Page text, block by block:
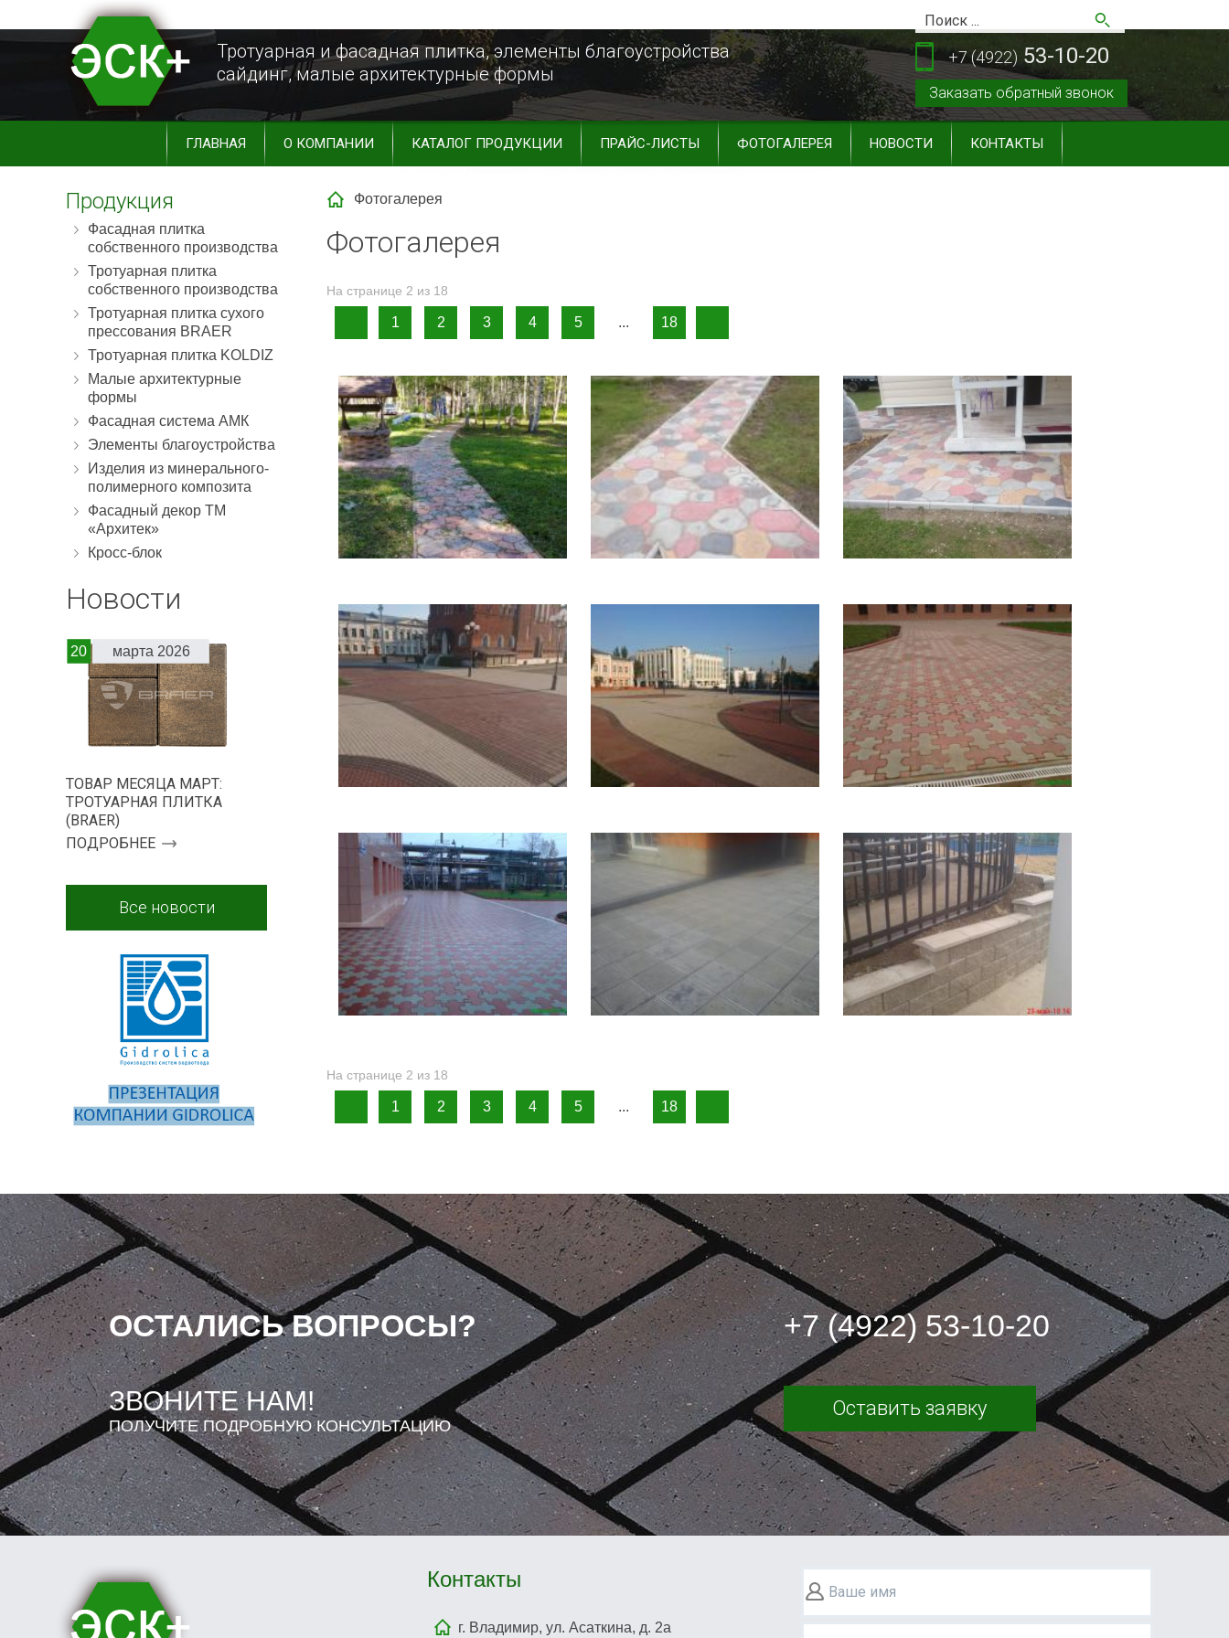
Тротуарная и фасадная плитка, элементы благоустройства
сайдинг, малые архитектурные формы
+7 (4922) 53-10-20
Заказать обратный звонок
ГЛАВНАЯ О КОМПАНИИ КАТАЛОГ ПРОДУКЦИИ ПРАЙС-ЛИСТЫ ФОТОГАЛЕРЕЯ НОВОСТИ КОНТАКТЫ
Продукция
Фасадная плитка
собственного производства
Тротуарная плитка
собственного производства
Тротуарная плитка сухого
прессования BRAER
Тротуарная плитка KOLDIZ
Малые архитектурные
формы
Фасадная система АМК
Элементы благоустройства
Изделия из минерального-
полимерного композита
Фасадный декор ТМ
«Архитек»
Кросс-блок
Новости
20 марта 2026
ТОВАР МЕСЯЦА МАРТ:
ТРОТУАРНАЯ ПЛИТКА
(BRAER)
ПОДРОБНЕЕ
Все новости
Фотогалерея
Фотогалерея
На странице 2 из 18
1 2 3 4 5 ... 18
На странице 2 из 18
1 2 3 4 5 ... 18
ОСТАЛИСЬ ВОПРОСЫ?
ЗВОНИТЕ НАМ!
ПОЛУЧИТЕ ПОДРОБНУЮ КОНСУЛЬТАЦИЮ
+7 (4922) 53-10-20
Оставить заявку
Контакты
г. Владимир, ул. Асаткина, д. 2а
Ваше имя